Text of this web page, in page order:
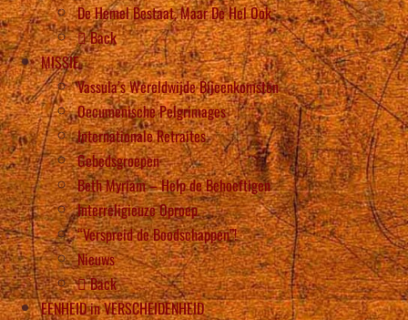
De Hemel Bestaat, Maar De Hel Ook
Back
MISSIE
Vassula’s Wereldwijde Bijeenkomsten
Oecumenische Pelgrimages
Internationale Retraites
Gebedsgroepen
Beth Myriam – Help de Behoeftigen
Interreligieuze Oproep
“Verspreid de Boodschappen”!
Nieuws
Back
EENHEID in VERSCHEIDENHEID